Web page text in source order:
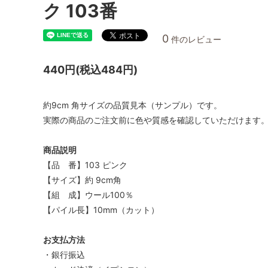
ク 103番
0 件のレビュー
440円(税込484円)
約9cm 角サイズの品質見本（サンプル）です。
実際の商品のご注文前に色や質感を確認していただけます
商品説明
【品 番】103 ピンク
【サイズ】約 9cm角
【組 成】ウール100％
【パイル長】10mm（カット）
お支払方法
・銀行振込